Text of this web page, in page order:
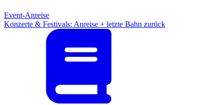
Event-Anreise
Konzerte & Festivals: Anreise + letzte Bahn zurück